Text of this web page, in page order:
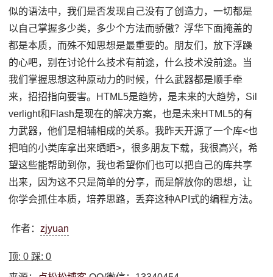
似的语法中，我们是否发现自己没有了创造力，一切都是
以自己掌握多少类，多少个方法而骄傲？浮华下面掩盖的
都是本质，而殊不知思想是最重要的。朋友们，放下浮躁
的心吧，别在讨论什么技术有前途，什么技术没前途。当
我们掌握思想这种原动力的时候，什么武器都是顺手牵
来，招招指向要害。HTML5是趋势，是未来的大趋势，Sil
verlight和Flash是现在的解决方案，也是未来HTML5的有
力武器，他们是相辅相成的关系。我昨天开源了一个库<也
把咱的小类库拿出来晒晒>，很多朋友下载，我很高兴，希
望这些能帮助到你，我也希望你们也可以把自己的库共享
出来，因为这不只是简单的分享，而是解放你的思想，让
你学会抓住本质，培养思路，丢弃这种API式的编程方法。
作者：zjyuan
顶:0 踩:0